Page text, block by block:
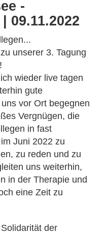
-
09.11.2022
unserer 3. Tagung
wieder live tagen
gute
vor Ort begegnen
Vergnügen, die
in fast
Juni 2022 zu
zu reden und zu
uns weiterhin,
in der Therapie und
eine Zeit zu
der